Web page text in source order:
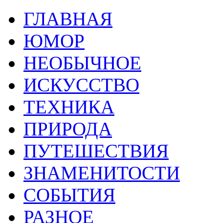
ГЛАВНАЯ
ЮМОР
НЕОБЫЧНОЕ
ИСКУССТВО
ТЕХНИКА
ПРИРОДА
ПУТЕШЕСТВИЯ
ЗНАМЕНИТОСТИ
СОБЫТИЯ
РАЗНОЕ